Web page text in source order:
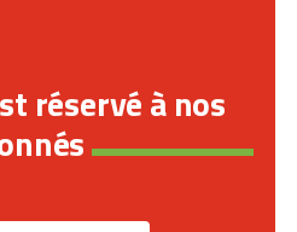
réservé à nos